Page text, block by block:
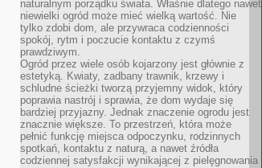
naturalnym porządku świata. Właśnie dlatego nawet
niewielki ogród może mieć wielką wartość. Nie
tylko zdobi dom, ale przywraca codzienności
spokój, rytm i poczucie kontaktu z czymś
prawdziwym.
Ogród przez wiele osób kojarzony jest głównie z
estetyką. Kwiaty, zadbany trawnik, krzewy i
schludne ścieżki tworzą przyjemny widok, który
poprawia nastrój i sprawia, że dom wydaje się
bardziej przyjazny. Jednak znaczenie ogrodu jest
znacznie większe. To przestrzeń, która może
pełnić funkcję miejsca odpoczynku, rodzinnych
spotkań, kontaktu z naturą, a nawet źródła
codziennej satysfakcji wynikającej z pielęgnowania